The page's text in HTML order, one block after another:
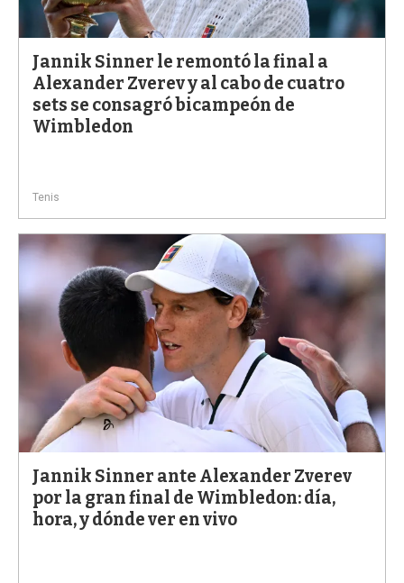
Jannik Sinner le remontó la final a
Alexander Zverev y al cabo de cuatro
sets se consagró bicampeón de
Wimbledon
Tenis
Jannik Sinner ante Alexander Zverev
por la gran final de Wimbledon: día,
hora, y dónde ver en vivo